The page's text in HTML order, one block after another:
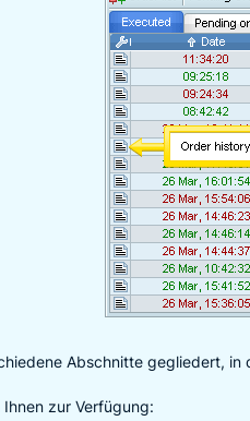
Abschnitte gegliedert,
zur Verfügung: